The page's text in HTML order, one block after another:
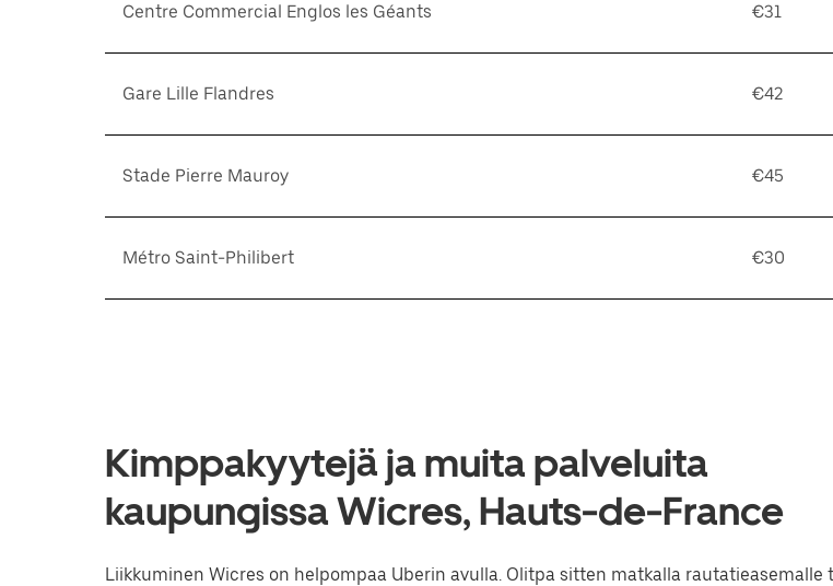
Centre Commercial Englos les Géants €31
Gare Lille Flandres €42
Stade Pierre Mauroy €45
Métro Saint-Philibert €30
Kimppakyytejä ja muita palveluita
kaupungissa Wicres, Hauts-de-France
Liikkuminen Wicres on helpompaa Uberin avulla. Olitpa sitten matkalla rautatieasemalle